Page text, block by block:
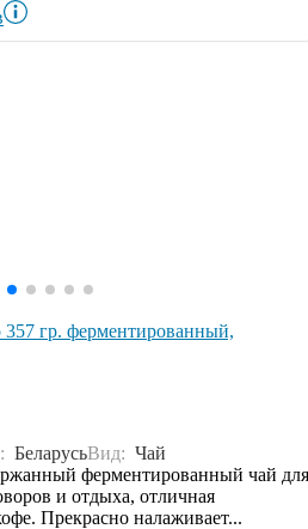
гр. ферментированный,
БеларусьВид: Чай
ферментированный чай для
и отдыха, отличная
Прекрасно налаживает...